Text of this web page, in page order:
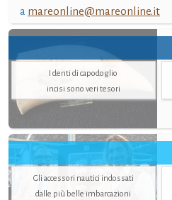
a mareonline@mareonline.it
I denti di capodoglio
incisi sono veri tesori
Gli accessori nautici indossati
dalle più belle imbarcazioni